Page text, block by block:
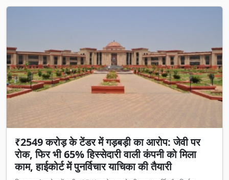
₹2549 करोड़ के टेंडर में गड़बड़ी का आरोप: जेवी पर
रोक, फिर भी 65% हिस्सेदारी वाली कंपनी को मिला
काम, हाईकोर्ट में पुनर्विचार याचिका की तैयारी